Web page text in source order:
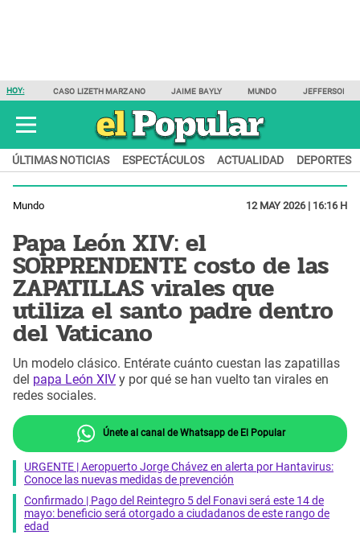
HOY: CASO LIZETH MARZANO JAIME BAYLY MUNDO JEFFERSON
ÚLTIMAS NOTICIAS ESPECTÁCULOS ACTUALIDAD DEPORTES
Mundo 12 MAY 2026 | 16:16 H
Papa León XIV: el
SORPRENDENTE costo de las
ZAPATILLAS virales que
utiliza el santo padre dentro
del Vaticano
Un modelo clásico. Entérate cuánto cuestan las zapatillas
del papa León XIV y por qué se han vuelto tan virales en
redes sociales.
Únete al canal de Whatsapp de El Popular
URGENTE | Aeropuerto Jorge Chávez en alerta por Hantavirus:
Conoce las nuevas medidas de prevención
Confirmado | Pago del Reintegro 5 del Fonavi será este 14 de
mayo: beneficio será otorgado a ciudadanos de este rango de
edad